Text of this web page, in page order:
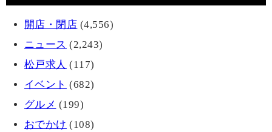
開店・閉店 (4,556)
ニュース (2,243)
松戸求人 (117)
イベント (682)
グルメ (199)
おでかけ (108)